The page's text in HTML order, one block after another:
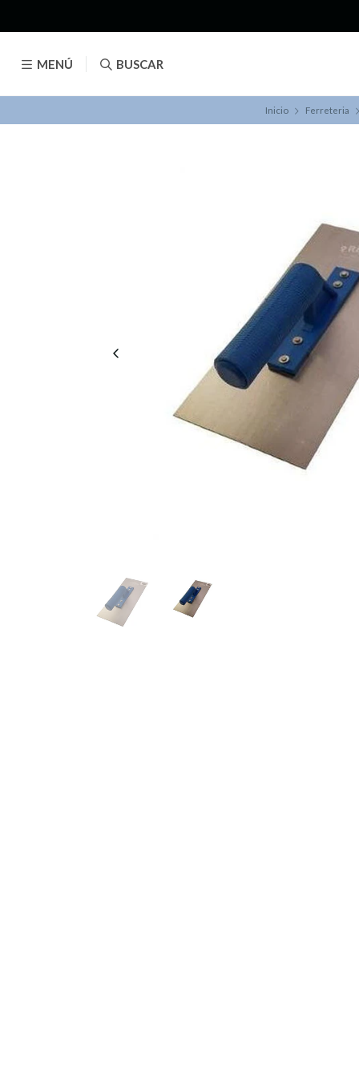
MENÚ BUSCAR
Inicio Ferreteria